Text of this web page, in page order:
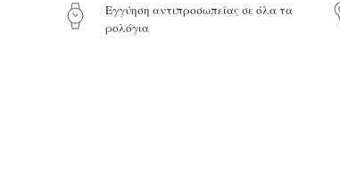
Eγγύηση αντιπροσωπείας σε όλα τα
ρολόγια